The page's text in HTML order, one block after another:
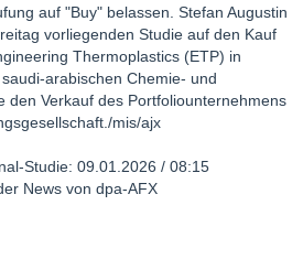
auf "Buy" belassen. Stefan Augustin
vorliegenden Studie auf den Kauf
Thermoplastics (ETP) in
arabischen Chemie- und
den Verkauf des Portfoliounternehmens
mis/ajx
Studie: 09.01.2026 / 08:15
News von dpa-AFX